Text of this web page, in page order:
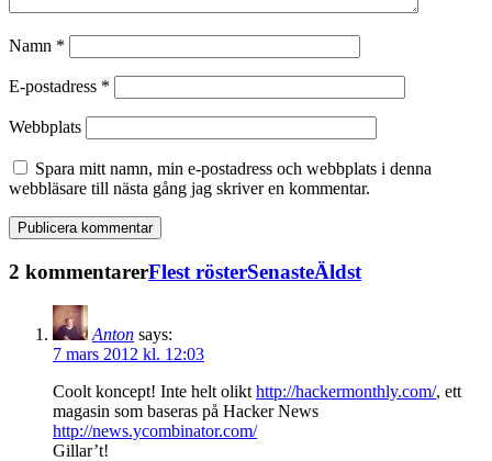
Namn *
E-postadress *
Webbplats
Spara mitt namn, min e-postadress och webbplats i denna
webbläsare till nästa gång jag skriver en kommentar.
2 kommentarerFlest rösterSenasteÄldst
Anton says:
7 mars 2012 kl. 12:03
Coolt koncept! Inte helt olikt http://hackermonthly.com/, ett
magasin som baseras på Hacker News
http://news.ycombinator.com/
Gillar’t!